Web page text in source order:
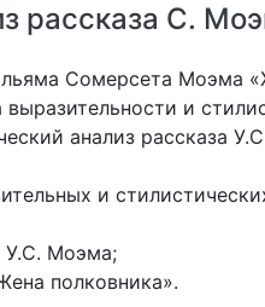
рассказа С.
Сомерсета Моэма
и
анализ рассказа
и
У.С. Моэма;
полковника».